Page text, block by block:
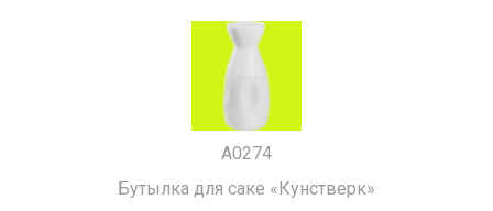
A0274
Бутылка для саке «Кунстверк»